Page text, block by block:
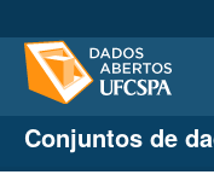
Conjuntos de dados
Organizações
Conjuntos de